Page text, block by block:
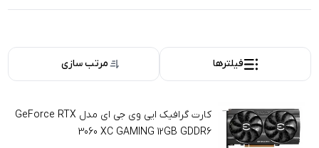
فیلترها مرتب سازی
کارت گرافیک ایی وی جی ای مدل GeForce RTX
3060 XC GAMING 12GB GDDR6